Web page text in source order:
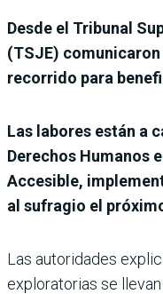
Desde el Tribunal
(TSJE)
recorrido para
Las labores están a
Derechos Humanos
Accesible,
al sufragio el
Las autoridades
exploratorias se